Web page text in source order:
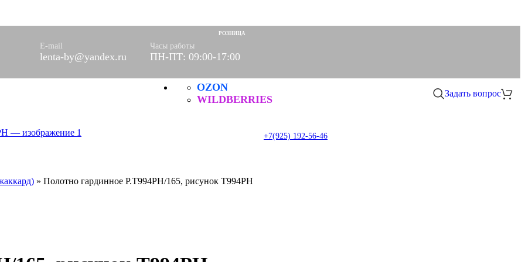
E-mail
lenta-by@yandex.ru
Часы работы
ПН-ПТ: 09:00-17:00
+7(925) 192-56-46
OZON
РОЗНИЦА
WILDBERRIES
Задать вопрос
» Полотно гардинное Р.Т994РН/165, рисунок Т994РН